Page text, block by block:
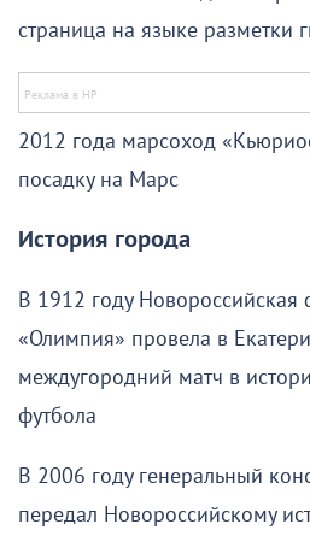
страница на языке разметки
2012 года марсоход
посадку на Марс
История города
В 1912 году Новороссийская
«Олимпия» провела в
междугородний матч в
футбола
В 2006 году генеральный
передал Новороссийскому